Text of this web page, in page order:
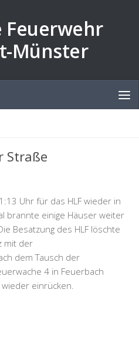
Feuerwehr
Münster
Straße
Uhr für das HLF wieder in
brannte einige Häuser weiter
Besatzung des HLF löschte
mit der
dem Tausch der
4 in Feuerbach
einrücken.